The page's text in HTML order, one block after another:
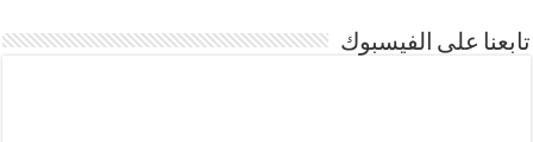
تابعنا على الفيسبوك